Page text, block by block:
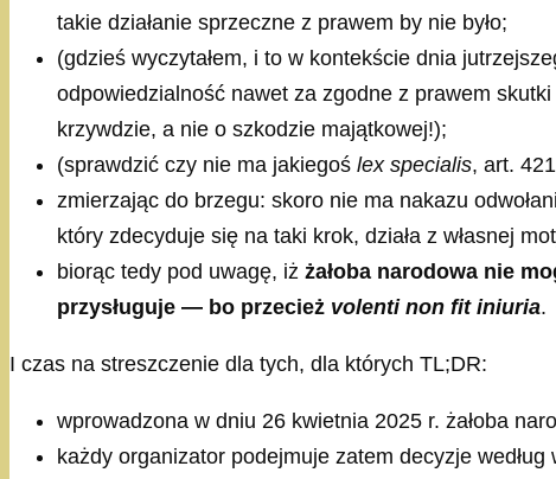
takie działanie sprzeczne z prawem by nie było;
(gdzieś wyczytałem, i to w kontekście dnia
odpowiedzialność nawet za zgodne z prawem
krzywdzie, a nie o szkodzie majątkowej!);
(sprawdzić czy nie ma jakiegoś lex specialis, art.
zmierzając do brzegu: skoro nie ma nakazu
który zdecyduje się na taki krok, działa z własnej
biorąc tedy pod uwagę, iż żałoba narodowa nie
przysługuje — bo przecież volenti non fit iniuria.
I czas na streszczenie dla tych, dla których TL;DR:
wprowadzona w dniu 26 kwietnia 2025 r. żałoba
każdy organizator podejmuje zatem decyzje według